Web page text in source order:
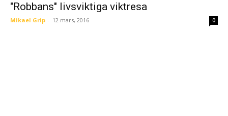
"Robbans" livsviktiga viktresa
Mikael Grip - 12 mars, 2016 0